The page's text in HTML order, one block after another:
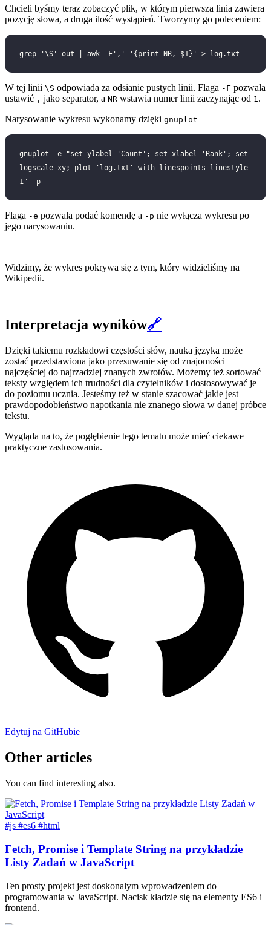
Chcieli byśmy teraz zobaczyć plik, w którym pierwsza linia zawiera
pozycję słowa, a druga ilość wystąpień. Tworzymy go poleceniem:
grep '\S' out | awk -F',' '{print NR, $1}' > log.txt
W tej linii \S odpowiada za odsianie pustych linii. Flaga -F pozwala
ustawić , jako separator, a NR wstawia numer linii zaczynając od 1.
Narysowanie wykresu wykonamy dzięki gnuplot
gnuplot -e "set ylabel 'Count'; set xlabel 'Rank'; set
logscale xy; plot 'log.txt' with linespoints linestyle
1" -p
Flaga -e pozwala podać komendę a -p nie wyłącza wykresu po
jego narysowaniu.
Widzimy, że wykres pokrywa się z tym, który widzieliśmy na
Wikipedii.
Interpretacja wyników🔗
Dzięki takiemu rozkładowi częstości słów, nauka języka może
zostać przedstawiona jako przesuwanie się od znajomości
najczęściej do najrzadziej znanych zwrotów. Możemy też sortować
teksty względem ich trudności dla czytelników i dostosowywać je
do poziomu ucznia. Jesteśmy też w stanie szacować jakie jest
prawdopodobieństwo napotkania nie znanego słowa w danej próbce
tekstu.
Wygląda na to, że pogłębienie tego tematu może mieć ciekawe
praktyczne zastosowania.
Edytuj na GitHubie
Other articles
You can find interesting also.
#js #es6 #html
Fetch, Promise i Template String na przykładzie
Listy Zadań w JavaScript
Ten prosty projekt jest doskonałym wprowadzeniem do
programowania w JavaScript. Nacisk kładzie się na elementy ES6 i
frontend.